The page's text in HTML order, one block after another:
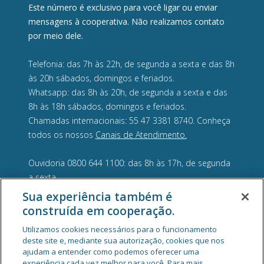
Este número é exclusivo para você ligar ou enviar
mensagens à cooperativa. Não realizamos contato
por meio dele.
Telefonia: das 7h às 22h, de segunda a sexta e das 8h
às 20h sábados, domingos e feriados.
Whatsapp: das 8h às 20h, de segunda a sexta e das
8h às 18h sábados, domingos e feriados.
Chamadas internacionais: 55 47 3381 8740. Conheça
todos os nossos Canais de Atendimento.
Ouvidoria 0800 644 1100: das 8h às 17h, de segunda
a sexta.
Sua experiência também é
construída em cooperação.
Utilizamos cookies necessários para o funcionamento
deste site e, mediante sua autorização, cookies que nos
ajudam a entender como podemos oferecer uma